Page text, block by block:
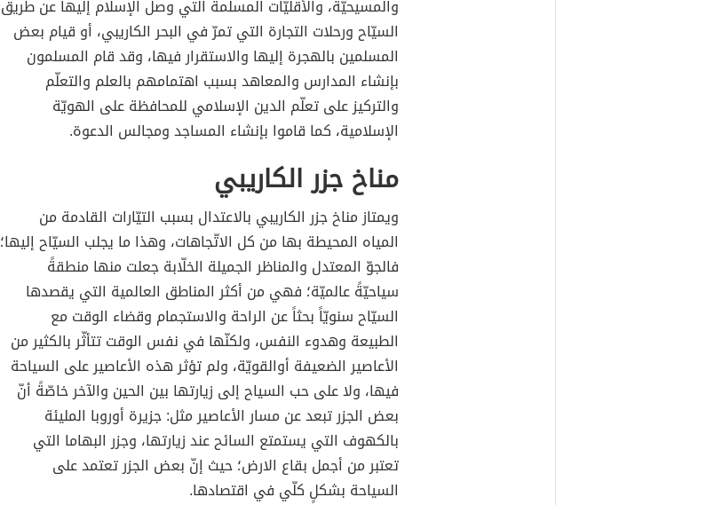
والمسيحيّة، والأقليّات المسلمة التي وصل الإسلام إليها عن طريق
السيّاح ورحلات التجارة التي تمرّ في البحر الكاريبي، أو قيام بعض
المسلمين بالهجرة إليها والاستقرار فيها، وقد قام المسلمون
بإنشاء المدارس والمعاهد بسبب اهتمامهم بالعلم والتعلّم
والتركيز على تعلّم الدين الإسلامي للمحافظة على الهويّة
الإسلامية، كما قاموا بإنشاء المساجد ومجالس الدعوة.
مناخ جزر الكاريبي
ويمتاز مناخ جزر الكاريبي بالاعتدال بسبب التيّارات القادمة من
المياه المحيطة بها من كل الاتّجاهات، وهذا ما يجلب السيّاح إليها؛
فالجوّ المعتدل والمناظر الجميلة الخلّابة جعلت منها منطقةً
سياحيّةً عالميّة؛ فهي من أكثر المناطق العالمية التي يقصدها
السيّاح سنويّاً بحثاً عن الراحة والاستجمام وقضاء الوقت مع
الطبيعة وهدوء النفس، ولكنّها في نفس الوقت تتأثّر بالكثير من
الأعاصير الضعيفة أوالقويّة، ولم تؤثر هذه الأعاصير على السياحة
فيها، ولا على حب السياح إلى زيارتها بين الحين والآخر خاصّةً أنّ
بعض الجزر تبعد عن مسار الأعاصير مثل: جزيرة أوروبا المليئة
بالكهوف التي يستمتع السائح عند زيارتها، وجزر البهاما التي
تعتبر من أجمل بقاع الارض؛ حيث إنّ بعض الجزر تعتمد على
السياحة بشكلٍ كلّي في اقتصادها.